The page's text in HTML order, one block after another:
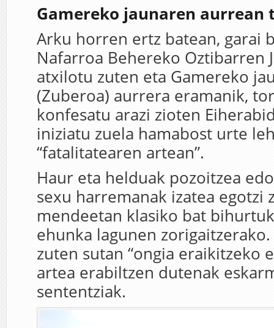
Gamereko jaunaren
Arku horren ertz batean, garai
Nafarroa Behereko Oztibarren
atxilotu zuten eta Gamereko
(Zuberoa) aurrera eramanik,
konfesatu arazi zioten
iniziatu zuela hamabost urte
“fatalitatearen artean”.
Haur eta helduak pozoitzea
sexu harremanak izatea egotzi
mendeetan klasiko bat
ehunka lagunen
zuten sutan “ongia eraikitzeko
artea erabiltzen dutenak
sententziak.